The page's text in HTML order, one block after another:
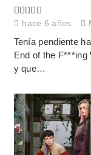
hace 6 años
Tenía pendiente
End of the
y que…